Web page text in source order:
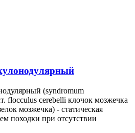
(syndromum
flocculus cerebelli клочок мозжечка
мозжечка) - статическая
походки при отсутствии